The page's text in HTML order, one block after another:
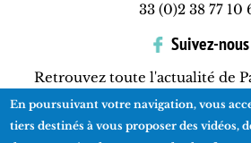
33 (0)2 38 77 10
Suivez-nous
Retrouvez toute l'actualité de
Facebook
En poursuivant votre navigation, vous
tiers destinés à vous proposer des vidéos,